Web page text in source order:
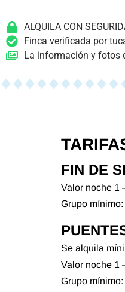
ALQUILA CON
Finca verificada por
La información y fotos
FIN DE
Valor noche 1
Grupo mínimo:
Se alquila
Valor noche 1
Grupo mínimo: